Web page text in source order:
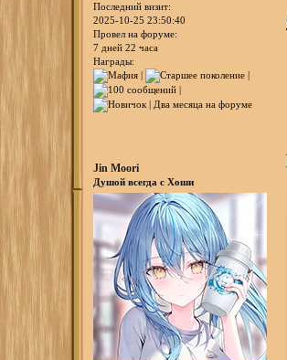
Последний визит:
2025-10-25 23:50:40
Провел на форуме:
7 дней 22 часа
Награды:
Jin Moori
Душой всегда с Хоши